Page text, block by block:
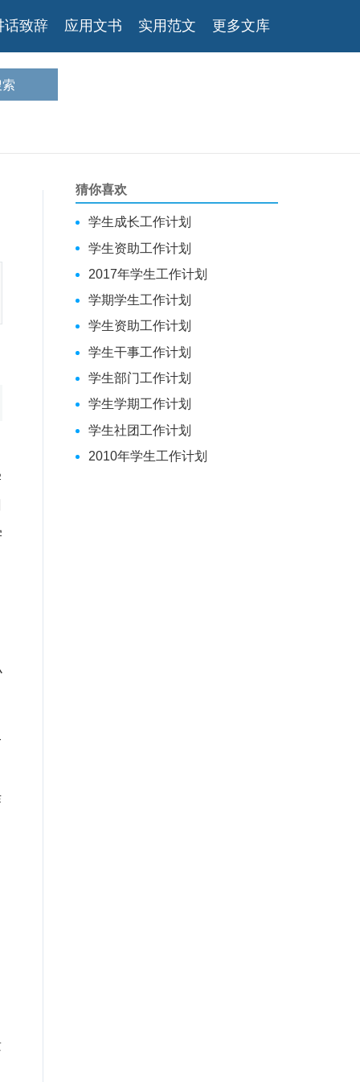
话致辞 应用文书 实用范文 更多文库
猜你喜欢
学生成长工作计划
学生资助工作计划
2017年学生工作计划
学期学生工作计划
学生资助工作计划
学生干事工作计划
学生部门工作计划
学生学期工作计划
学生社团工作计划
2010年学生工作计划